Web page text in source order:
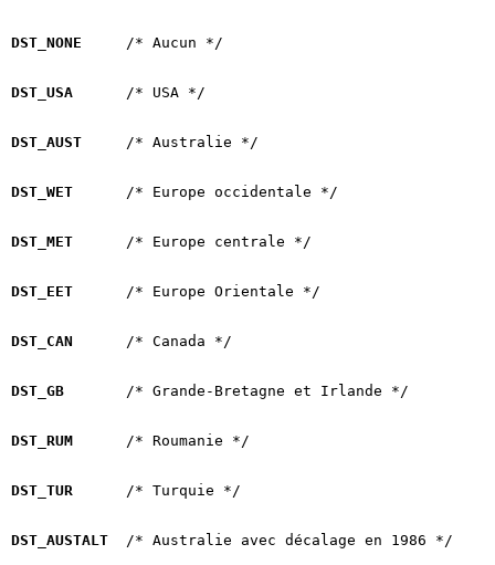
DST_NONE
DST_USA
DST_AUST
DST_WET
DST_MET
DST_EET
DST_CAN
DST_GB
DST_RUM
DST_TUR
DST_AUSTALT